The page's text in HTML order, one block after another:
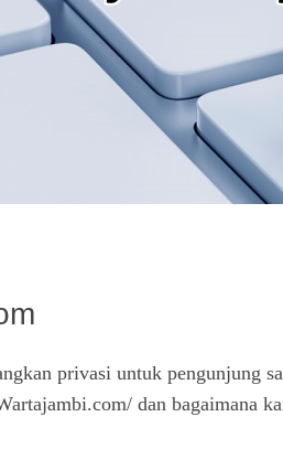
privasi untuk pengunjung
dan bagaimana